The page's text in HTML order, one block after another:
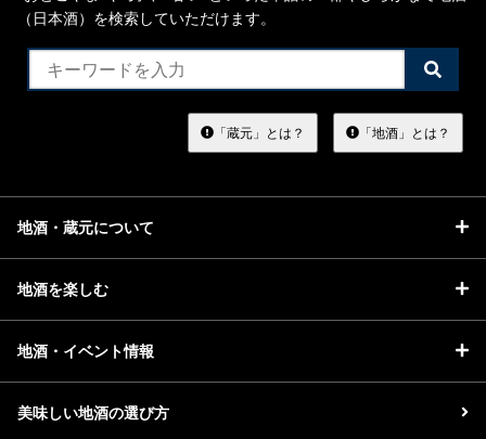
（日本酒）を検索していただけます。
検
索
る
「蔵元」とは？ 「地酒」とは？
地酒・蔵元について
地酒を楽しむ
地酒・イベント情報
美味しい地酒の選び方